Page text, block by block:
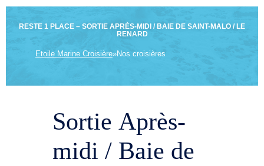
RESTE 1 PLACE – SORTIE APRÈS-MIDI / BAIE DE SAINT-MALO / LE
RENARD
Etoile Marine Croisière»Nos croisières
Sortie Après-
midi / Baie de